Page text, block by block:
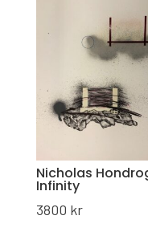
Nicholas
Infinity
3800 kr